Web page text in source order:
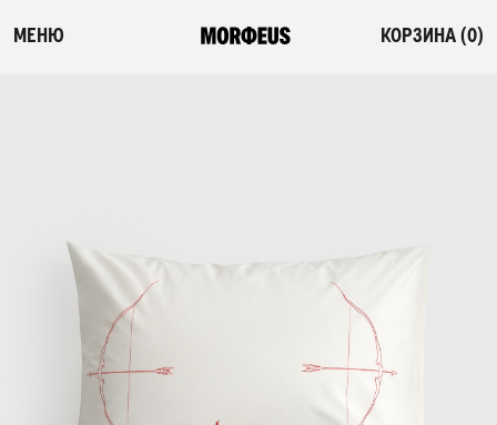
МЕНЮ КОРЗИНА (0)
ПОСТЕЛЬНОЕ БЕЛЬЕ
ОДЕЯЛА-КОМФОРТЕРЫ